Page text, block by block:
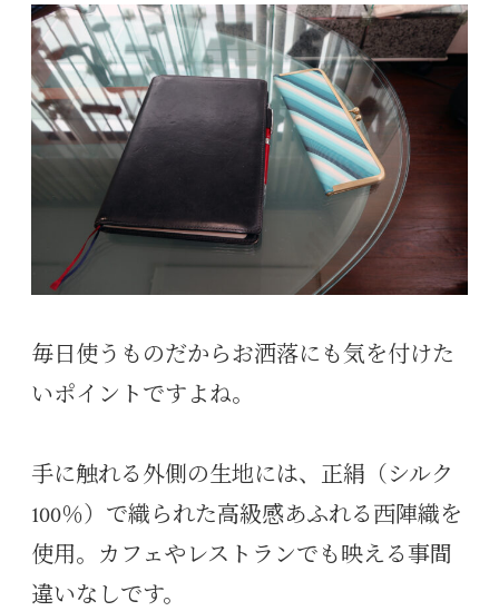
毎日使うものだからお洒落にも気を付けた
いポイントですよね。
手に触れる外側の生地には、正絹（シルク
100％）で織られた高級感あふれる西陣織を
使用。カフェやレストランでも映える事間
違いなしです。